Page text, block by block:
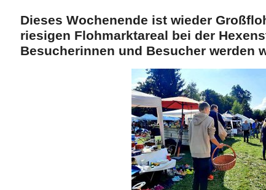
Dieses Wochenende ist wieder
riesigen Flohmarktareal bei der
Besucherinnen und Besucher werden